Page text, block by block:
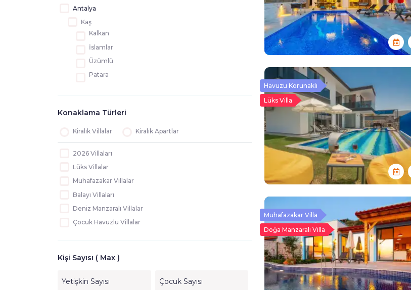
Antalya
Kaş
Kalkan
İslamlar
Üzümlü
Patara
Kaş
Çavdır
Gökseki
Yeşilköy
Bayındır
Kasaba
Kınık
Çayköy
Yuvacık
Pınarbaşı
Muğla
Konaklama Türleri
Kiralık Villalar Kiralık Apartlar
2026 Villaları
Lüks Villalar
Muhafazakar Villalar
Balayı Villaları
Deniz Manzaralı Villalar
Çocuk Havuzlu Villalar
Kapalı Havuzlu Villalar
Isıtmalı Havuzlu Villalar
Kişi Sayısı ( Max )
Havuzu Korunaklı
Lüks Villa
Muhafazakar Villa
Doğa Manzaralı Villa